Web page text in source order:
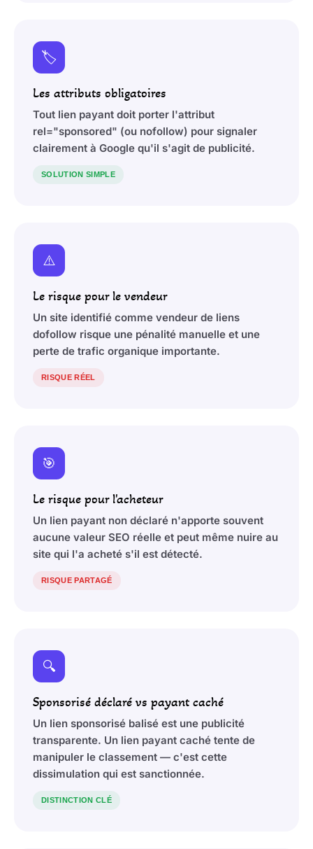
🏷️
Les attributs obligatoires
Tout lien payant doit porter l'attribut
rel="sponsored" (ou nofollow) pour signaler
clairement à Google qu'il s'agit de publicité.
SOLUTION SIMPLE
⚠️
Le risque pour le vendeur
Un site identifié comme vendeur de liens
dofollow risque une pénalité manuelle et une
perte de trafic organique importante.
RISQUE RÉEL
🎯
Le risque pour l'acheteur
Un lien payant non déclaré n'apporte souvent
aucune valeur SEO réelle et peut même nuire au
site qui l'a acheté s'il est détecté.
RISQUE PARTAGÉ
🔍
Sponsorisé déclaré vs payant caché
Un lien sponsorisé balisé est une publicité
transparente. Un lien payant caché tente de
manipuler le classement — c'est cette
dissimulation qui est sanctionnée.
DISTINCTION CLÉ